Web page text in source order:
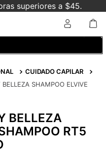
superiores a $45.
CUIDADO CAPILAR
SHAMPOO ELVIVE
BELLEZA
RT5